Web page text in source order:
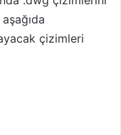
çizimleri